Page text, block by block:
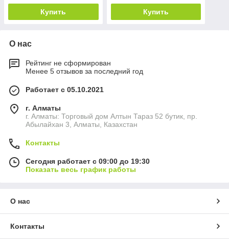
Купить Купить
О нас
Рейтинг не сформирован
Менее 5 отзывов за последний год
Работает с 05.10.2021
г. Алматы
г. Алматы: Торговый дом Алтын Тараз 52 бутик, пр.
Абылайхан 3, Алматы, Казахстан
Контакты
Сегодня работает с 09:00 до 19:30
Показать весь график работы
О нас
Контакты